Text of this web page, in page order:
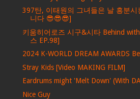
397탄, 이태원의 그녀들은 날 흥분시
니다 😎😎😎]
키움히어로즈 시구&시타 Behind
스 EP.98]
2024 K-WORLD DREAM AWARDS
Stray Kids [Video MAKING FILM]
Eardrums might 'Melt Down' (With
Nice Guy